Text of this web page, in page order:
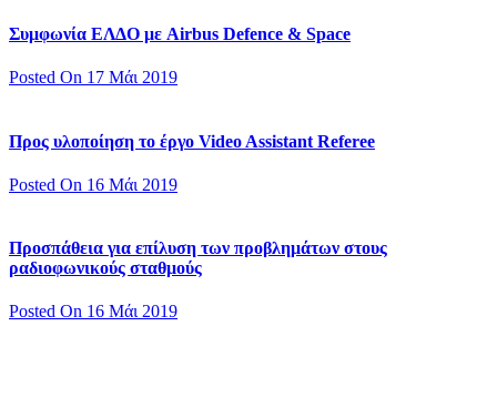
Συμφωνία ΕΛΔΟ με Airbus Defence & Space
Posted On 17 Μάι 2019
Προς υλοποίηση το έργο Video Assistant Referee
Posted On 16 Μάι 2019
Προσπάθεια για επίλυση των προβλημάτων στους
ραδιοφωνικούς σταθμούς
Posted On 16 Μάι 2019